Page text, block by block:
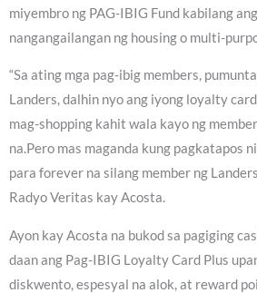
miyembro ng PAG-IBIG Fund kabilang
nangangailangan ng housing o multi-
“Sa ating mga pag-ibig members,
Landers, dalhin nyo ang iyong loyalty
mag-shopping kahit wala kayo ng
na.Pero mas maganda kung pagkatapos
para forever na silang member ng
Radyo Veritas kay Acosta.
Ayon kay Acosta na bukod sa pagiging
daan ang Pag-IBIG Loyalty Card Plus
diskwento, espesyal na alok, at reward